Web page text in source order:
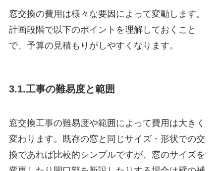
窓交換の費用は様々な要因によって変動します。
計画段階で以下のポイントを理解しておくこと
で、予算の見積もりがしやすくなります。
3.1.工事の難易度と範囲
窓交換工事の難易度や範囲によって費用は大きく
変わります。既存の窓と同じサイズ・形状での交
換であれば比較的シンプルですが、窓のサイズを